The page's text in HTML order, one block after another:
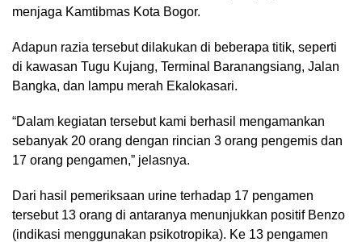
menjaga Kamtibmas Kota Bogor.
Adapun razia tersebut dilakukan di beberapa titik, seperti
di kawasan Tugu Kujang, Terminal Baranangsiang, Jalan
Bangka, dan lampu merah Ekalokasari.
“Dalam kegiatan tersebut kami berhasil mengamankan
sebanyak 20 orang dengan rincian 3 orang pengemis dan
17 orang pengamen,” jelasnya.
Dari hasil pemeriksaan urine terhadap 17 pengamen
tersebut 13 orang di antaranya menunjukkan positif Benzo
(indikasi menggunakan psikotropika). Ke 13 pengamen